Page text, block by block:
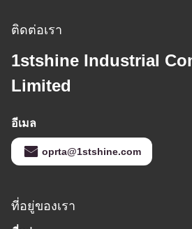
ติดต่อเรา
1stshine Industrial
Limited
อีเมล
oprta@1stshine.com
ที่อยู่ของเรา